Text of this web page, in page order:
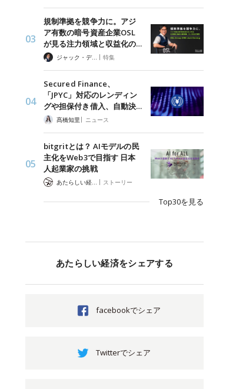
規制準拠を競争力に。アジ
ア有数の暗号資産企業OSL
が見る注力領域と収益化の…
ジャック・デロン（Jack Derong） | 特集
Secured Finance、
「JPYC」対応のレンディン
グや担保付き借入、自動決…
髙橋知里 | ニュース
bitgritとは？ AIモデルの民
主化をWeb3で目指す 日本
人起業家の挑戦
| ストーリー
Top30を見る
あたらしい経済をシェアする
facebookでシェア
Twitterでシェア